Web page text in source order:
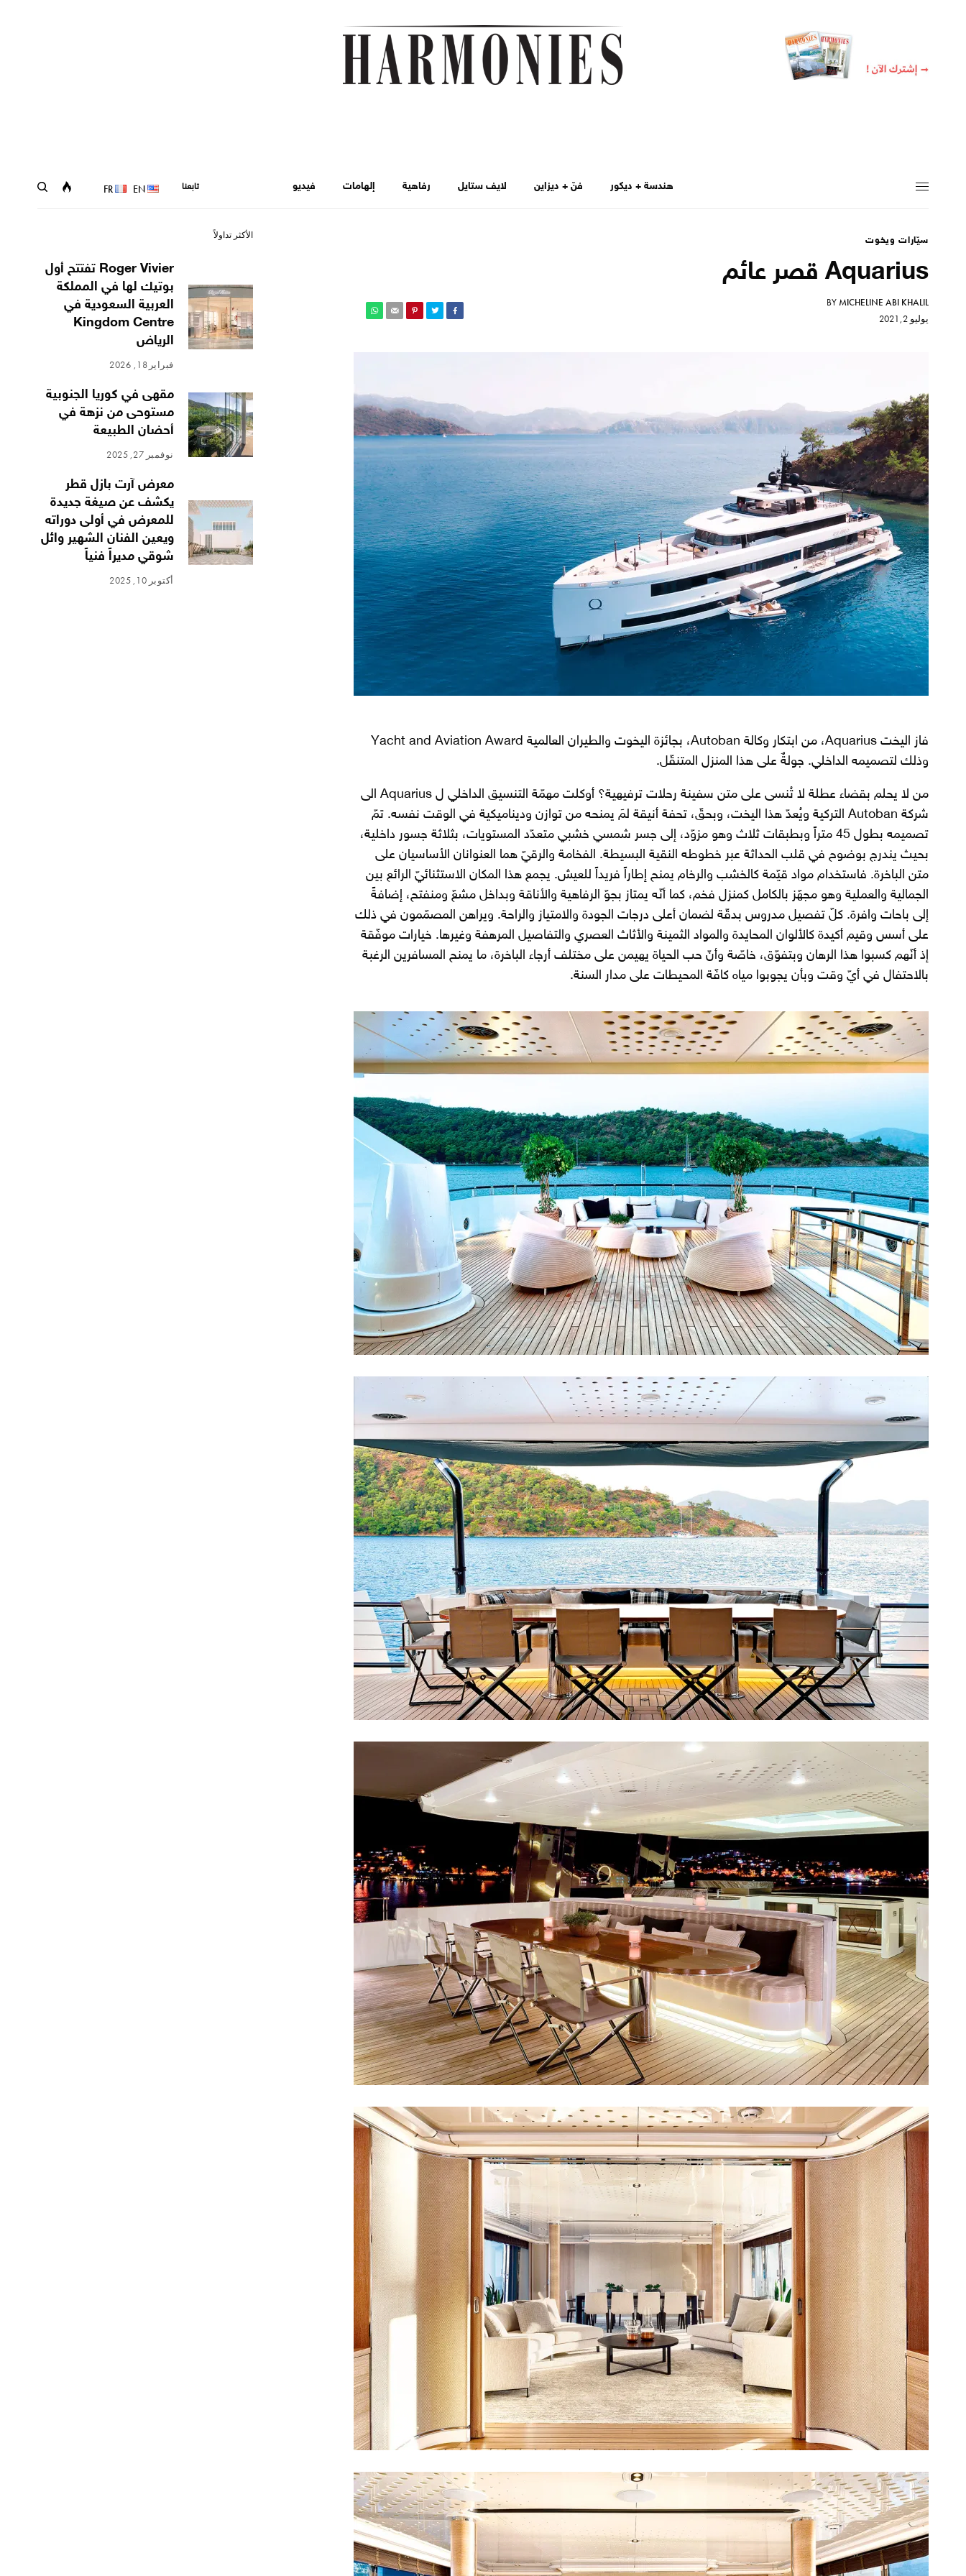
هندسة + ديكور فنّ + ديزاين لايف ستايل رفاهية إلهامات فيديو تابعنا EN
FR
سيّارات ويخوت
Aquarius قصر عائم
BYMICHELINE ABI KHALIL
يوليو 2, 2021
فاز اليخت Aquarius، من ابتكار وكالة Autoban، بجائزة اليخوت والطيران العالمية Yacht and Aviation Award
وذلك لتصميمه الداخلي. جولةٌ على هذا المنزل المتنقّل.
من لا يحلم بقضاء عطلة لا تُنسى على متن سفينة رحلات ترفيهية؟ أوكلت مهمّة التنسيق الداخلي ل Aquarius الى
شركة Autoban التركية ويُعدّ هذا اليخت، وبحقّ، تحفة أنيقة لمَ يمنحه من توازن وديناميكية في الوقت نفسه. تمّ
تصميمه بطول 45 متراً وبطبقات ثلاث وهو مزوّد، إلى جسر شمسي خشبي متعدّد المستويات، بثلاثة جسور داخلية،
بحيث يندرج بوضوح في قلب الحداثة عبر خطوطه النقية البسيطة. الفخامة والرقيّ هما العنوانان الأساسيان على
متن الباخرة. فاستخدام مواد قيّمة كالخشب والرخام يمنح إطاراً فريداً للعيش. يجمع هذا المكان الاستثنائيّ الرائع بين
الجمالية والعملية وهو مجهّز بالكامل كمنزل فخم، كما أنّه يمتاز بجوّ الرفاهية والأناقة وبداخل مشعّ ومنفتح، إضافةً
إلى باحات وافرة. كلّ تفصيل مدروس بدقّة لضمان أعلى درجات الجودة والامتياز والراحة. ويراهن المصمّمون في ذلك
على أسس وقيم أكيدة كالألوان المحايدة والمواد الثمينة والأثاث العصري والتفاصيل المرهفة وغيرها. خيارات موفّقة
إذ أنّهم كسبوا هذا الرهان وبتفوّق، خاصّة وأنّ حب الحياة يهيمن على مختلف أرجاء الباخرة، ما يمنح المسافرين الرغبة
بالاحتفال في أيّ وقت وبأن يجوبوا مياه كافّة المحيطات على مدار السنة.
الأكثر تداولاً
Roger Vivier تفتتح أول
بوتيك لها في المملكة
العربية السعودية في
Kingdom Centre
الرياض
فبراير 18, 2026
مقهى في كوريا الجنوبية
مستوحى من نزهة في
أحضان الطبيعة
نوفمبر 27, 2025
معرض آرت بازل قطر
يكشف عن صيغة جديدة
للمعرض في أولى دوراته
ويعين الفنان الشهير وائل
شوقي مديراً فنياً
أكتوبر 10, 2025